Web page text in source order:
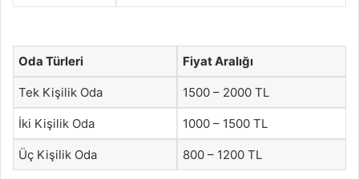
Oda Türleri Fiyat Aralığı
Tek Kişilik Oda 1500 – 2000 TL
İki Kişilik Oda 1000 – 1500 TL
Üç Kişilik Oda 800 – 1200 TL